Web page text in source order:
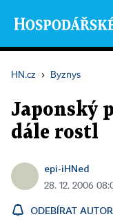
HN.cz › Byznys
Japonský
dále rostl
epi-iHNed
28. 12. 2006
ODEBÍRAT